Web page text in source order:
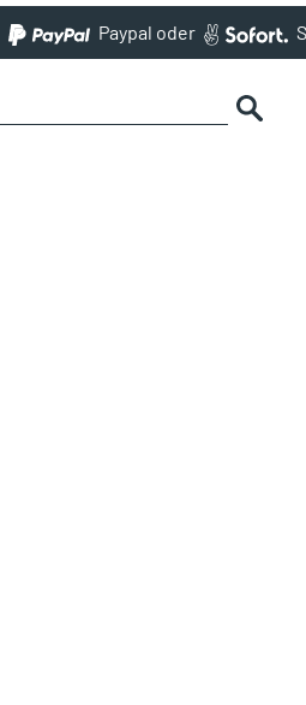
Paypal oder